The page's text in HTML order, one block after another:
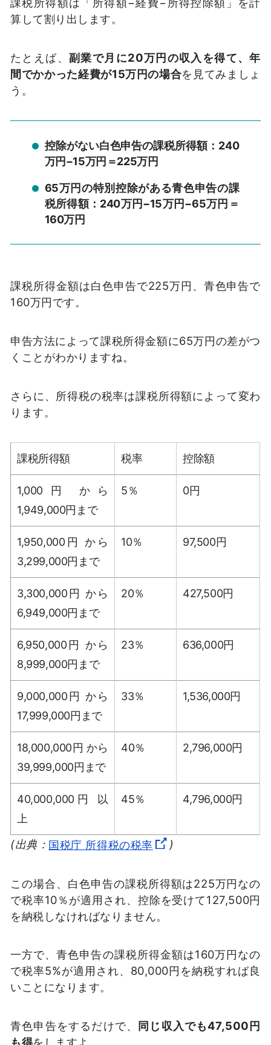
算して割り出します。
たとえば、 副業で月に20万円の収入を得て、年
間でかかった経費が15万円の場合を見てみましょ
う。
控除がない白色申告の課税所得額：240
万円−15万円＝225万円
65万円の特別控除がある青色申告の課
税所得額：240万円−15万円−65万円＝
160万円
課税所得金額は白色申告で225万円、青色申告で
160万円です。
申告方法によって課税所得金額に65万円の差がつ
くことがわかりますね。
さらに、所得税の税率は課税所得額によって変わ
ります。
課税所得額 税率 控除額
1,000円 から
1,949,000円まで
5％ 0円
1,950,000円 から
3,299,000円まで
10％ 97,500円
3,300,000円 から
6,949,000円まで
20％ 427,500円
6,950,000円 から
8,999,000円まで
23％ 636,000円
9,000,000円 から
17,999,000円まで
33％ 1,536,000円
18,000,000円 から
39,999,000円まで
40％ 2,796,000円
40,000,000円 以
上
45％ 4,796,000円
(出典： 国税庁 所得税の税率 )
この場合、白色申告の課税所得額は225万円なの
で税率10％が適用され、控除を受けて127,500円
を納税しなければなりません。
一方で、青色申告の課税所得金額は160万円なの
で税率5%が適用され、80,000円を納税すれば良
いことになります。
青色申告をするだけで、 同じ収入でも47,500円
も得をしますよ。